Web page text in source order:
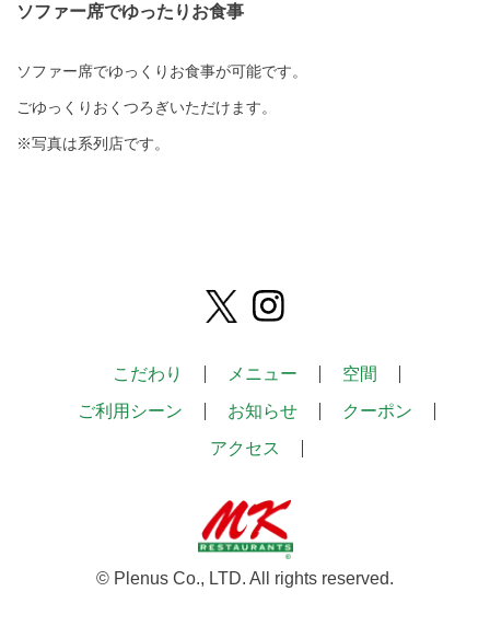
ソファー席でゆったりお食事
ソファー席でゆっくりお食事が可能です。
ごゆっくりおくつろぎいただけます。
※写真は系列店です。
こだわり メニュー
空間
ご利用シーン
お知らせ
クーポン
アクセス
© Plenus Co., LTD. All rights reserved.